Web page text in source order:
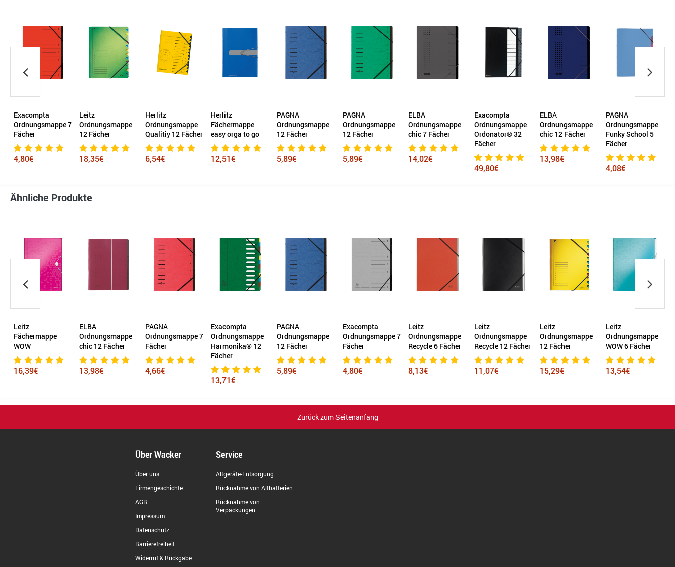
Leitz
Ordnungsmappe
12 Fächer
18,35€
Herlitz
Ordnungsmappe
Qualitiy 12 Fächer
6,54€
Herlitz
Fächermappe
easy orga to go
12,51€
PAGNA
Ordnungsmappe
12 Fächer
5,89€
PAGNA
Ordnungsmappe
12 Fächer
5,89€
ELBA
Ordnungsmappe
chic 7 Fächer
14,02€
Exacompta
Ordnungsmappe
Ordonator® 32
Fächer
ELBA
Ordnungsmappe
chic 12 Fächer
13,98€
PAGNA
Ordnungsmappe
Funky School 5
Fächer
PAGNA
Ordnungsmappe 7
Fächer
5,20€
Ähnliche Produkte
ELBA
Ordnungsmappe
chic 12 Fächer
13,98€
PAGNA
Ordnungsmappe 7
Fächer
4,66€
Exacompta
Ordnungsmappe
Harmonika® 12
Fächer
PAGNA
Ordnungsmappe
12 Fächer
5,89€
Exacompta
Ordnungsmappe 7
Fächer
4,80€
Leitz
Ordnungsmappe
Recycle 6 Fächer
8,13€
Leitz
Ordnungsmappe
Recycle 12 Fächer
11,07€
Leitz
Ordnungsmappe
12 Fächer
15,29€
Leitz
Ordnungsmappe
WOW 6 Fächer
13,54€
Exacompta
Ordnungsmappe
Harmonika® 24
Fächer
Zurück zum Seitenanfang
Über Wacker
Über uns
Firmengeschichte
AGB
Impressum
Datenschutz
Barrierefreiheit
Widerruf & Rückgabe
Service
Altgeräte-Entsorgung
Rücknahme von Altbatterien
Rücknahme von
Verpackungen